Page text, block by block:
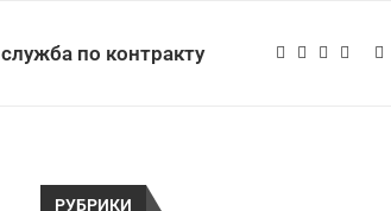
по контракту
РУБРИКИ